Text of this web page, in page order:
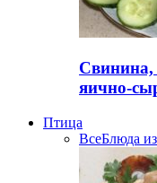
Свинина,
яично-
Птица
ВсеБлюда